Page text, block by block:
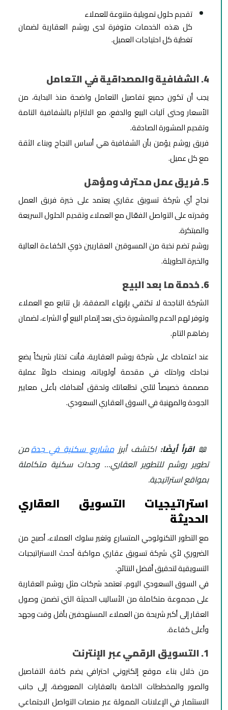
تقديم حلول تمويلية متنوعة للعملاء
كل هذه الخدمات متوفرة لدى روشم العقارية لضمان
تغطية كل احتياجات العميل.
4. الشفافية والمصداقية في التعامل
يجب أن تكون جميع تفاصيل التعامل واضحة منذ البداية، من
الأسعار وحتى آليات البيع والدفع، مع الالتزام بالشفافية التامة
وتقديم المشورة الصادقة.
فريق روشم يؤمن بأن الشفافية هي أساس النجاح وبناء الثقة
مع كل عميل.
5. فريق عمل محترف ومؤهل
نجاح أي شركة تسويق عقاري يعتمد على خبرة فريق العمل
وقدرته على التواصل الفعّال مع العملاء وتقديم الحلول السريعة
والمبتكرة.
روشم تضم نخبة من المسوقين العقاريين ذوي الكفاءة العالية
والخبرة الطويلة.
6. خدمة ما بعد البيع
الشركة الناجحة لا تكتفي بإنهاء الصفقة، بل تتابع مع العملاء
وتوفر لهم الدعم والمشورة حتى بعد إتمام البيع أو الشراء، لضمان
رضاهم التام.
عند اعتمادك على شركة روشم العقارية، فأنت تختار شريكاً يضع
نجاحك وراحتك في مقدمة أولوياته، ويمنحك حلولاً عملية
مصممة خصيصاً لتلبي تطلعاتك وتحقق أهدافك بأعلى معايير
الجودة والمهنية في السوق العقاري السعودي.
📖اقرأ أيضًا: اكتشف أبرزمشاريع سكنية في جدةمن
تطوير روشم للتطوير العقاري… وحدات سكنية متكاملة
بمواقع استراتيجية.
استراتيجيات التسويق العقاري
الحديثة
مع التطور التكنولوجي المتسارع وتغير سلوك العملاء، أصبح من
الضروري لأي شركة تسويق عقاري مواكبة أحدث الاستراتيجيات
التسويقية لتحقيق أفضل النتائج.
في السوق السعودي اليوم، تعتمد شركات مثل روشم العقارية
على مجموعة متكاملة من الأساليب الحديثة التي تضمن وصول
العقار إلى أكبر شريحة من العملاء المستهدفين بأقل وقت وجهد
وأعلى كفاءة.
1. التسويق الرقمي عبر الإنترنت
من خلال بناء موقع إلكتروني احترافي يضم كافة التفاصيل
والصور والمخططات الخاصة بالعقارات المعروضة، إلى جانب
الاستثمار في الإعلانات الممولة عبر منصات التواصل الاجتماعي